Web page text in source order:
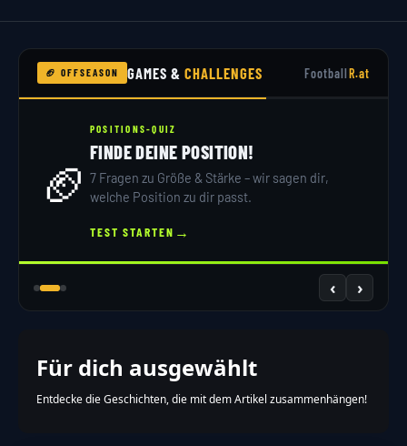
🏈 OFFSEASON GAMES &CHALLENGES FootballR.at
🏈
POSITIONS-QUIZ
FINDE DEINE POSITION!
7 Fragen zu Größe & Stärke – wir sagen dir,
welche Position zu dir passt.
TEST STARTEN →
‹ ›
Für dich ausgewählt
Entdecke die Geschichten, die mit dem Artikel zusammenhängen!